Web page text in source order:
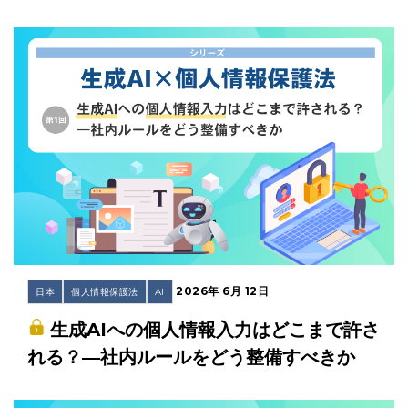
日本 個人情報保護法 AI 2026年 6月 12日
生成AIへの個人情報入力はどこまで許さ
れる？―社内ルールをどう整備すべきか